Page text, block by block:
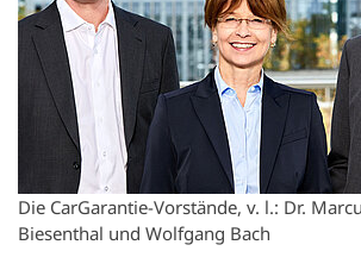
Die CarGarantie-Vorstände, v. l.: Dr.
Biesenthal und Wolfgang Bach